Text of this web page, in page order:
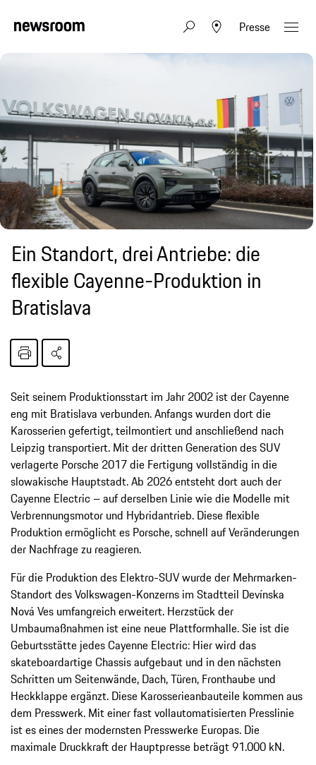
Presse
Ein Standort, drei Antriebe: die
flexible Cayenne-Produktion in
Bratislava
Seit seinem Produktionsstart im Jahr 2002 ist der Cayenne
eng mit Bratislava verbunden. Anfangs wurden dort die
Karosserien gefertigt, teilmontiert und anschließend nach
Leipzig transportiert. Mit der dritten Generation des SUV
verlagerte Porsche 2017 die Fertigung vollständig in die
slowakische Hauptstadt. Ab 2026 entsteht dort auch der
Cayenne Electric – auf derselben Linie wie die Modelle mit
Verbrennungsmotor und Hybridantrieb. Diese flexible
Produktion ermöglicht es Porsche, schnell auf Veränderungen
der Nachfrage zu reagieren.
Für die Produktion des Elektro-SUV wurde der Mehrmarken-
Standort des Volkswagen-Konzerns im Stadtteil Devínska
Nová Ves umfangreich erweitert. Herzstück der
Umbaumaßnahmen ist eine neue Plattformhalle. Sie ist die
Geburtsstätte jedes Cayenne Electric: Hier wird das
skateboardartige Chassis aufgebaut und in den nächsten
Schritten um Seitenwände, Dach, Türen, Fronthaube und
Heckklappe ergänzt. Diese Karosserieanbauteile kommen aus
dem Presswerk. Mit einer fast vollautomatisierten Presslinie
ist es eines der modernsten Presswerke Europas. Die
maximale Druckkraft der Hauptpresse beträgt 91.000 kN.